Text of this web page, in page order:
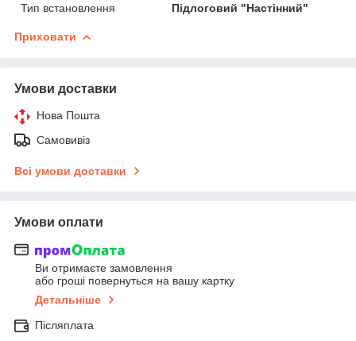
Тип встановлення
Підлоговий "Настінний"
Приховати
Умови доставки
Нова Пошта
Самовивіз
Всі умови доставки
Умови оплати
Ви отримаєте замовлення
або гроші повернуться на вашу картку
Детальніше
Післяплата